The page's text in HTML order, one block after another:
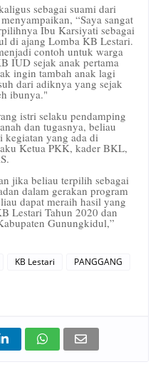
sebagai suami dari
“Saya sangat
Ibu Karsiyati sebagai
di ajang Lomba KB Lestari.
contoh untuk warga
IUD sejak anak pertama
ingin tambah anak lagi
dari adiknya yang sejak
ibunya."
istri selaku pendamping
dan tugasnya, beliau
yang ada di
Ketua PKK, kader BKL,
jika beliau terpilih sebagai
dalam gerakan program
dapat meraih hasil yang
Lestari Tahun 2020 dan
Gunungkidul,”
KB Lestari
PANGGANG